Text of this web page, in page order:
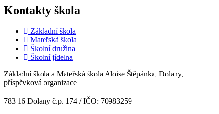
Kontakty škola
Základní škola
Mateřská škola
Školní družina
Školní jídelna
Základní škola a Mateřská škola Aloise Štěpánka, Dolany,
příspěvková organizace
783 16 Dolany č.p. 174 / IČO: 70983259